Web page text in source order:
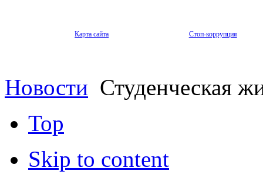
Карта сайта Стоп-коррупция
Новости Студенческая
Top
Skip to content